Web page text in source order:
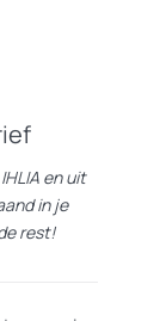
en uit
in je
rest!